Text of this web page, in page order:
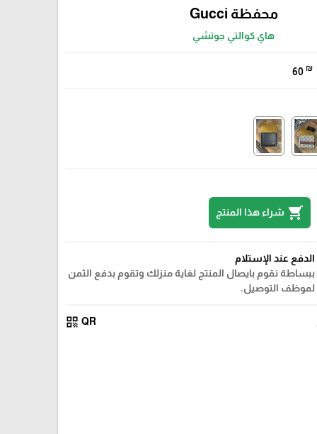
محفظة Gucci
هاي كوالتي جوتشي
60 ₪
shopping_cart شراء هذا المنتج
الدفع عند الإستلام
ببساطة نقوم بايصال المنتج لغاية منزلك وتقوم بدفع الثمن
لموظف التوصيل.
QR
qr_code